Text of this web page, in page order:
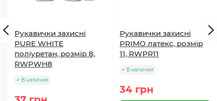
Рукавички захисні
PURE WHITE
поліуретан, розмір 8,
RWPWH8
В наличии
Рукавички захисні
PRIMO латекс, розмір
11, RWPR11
В наличии
34 грн